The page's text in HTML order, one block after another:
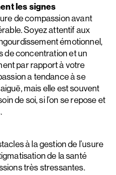
les signes
de compassion avant
Soyez attentif aux
émotionnel,
de concentration et un
par rapport à votre
a tendance à se
mais elle est souvent
de soi, si l’on se repose et
à la gestion de l’usure
de la santé
très stressantes.